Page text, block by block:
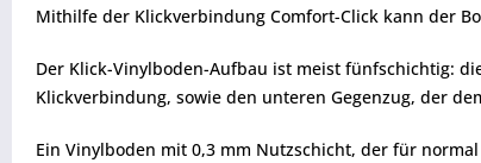
Mithilfe der Klickverbindung Comfort-Click kann der
Der Klick-Vinylboden-Aufbau ist meist fünfschichtig:
Klickverbindung, sowie den unteren Gegenzug, der
Ein Vinylboden mit 0,3 mm Nutzschicht, der für